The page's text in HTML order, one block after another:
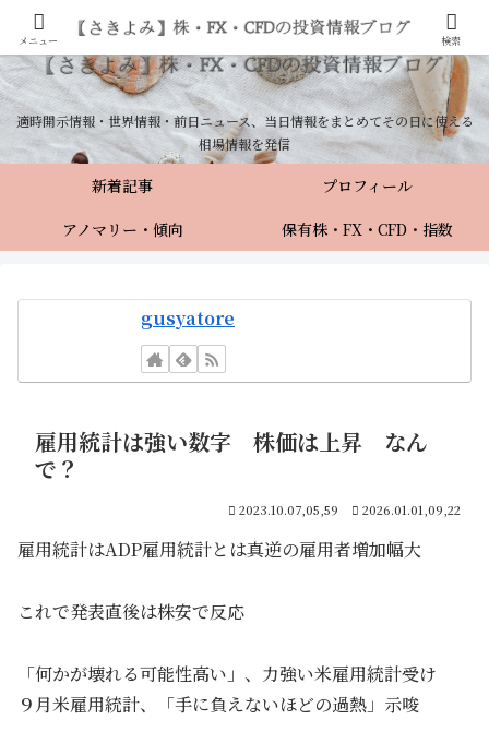
適時開示情報・世界情報・前日ニュース、当日情報をまとめてその日に使える
相場情報を発信
新着記事
プロフィール
アノマリー・傾向
保有株・FX・CFD・指数
gusyatore
雇用統計は強い数字 株価は上昇 なん
で？
2023.10.07,05,59 2026.01.01,09,22
雇用統計はADP雇用統計とは真逆の雇用者増加幅大
これで発表直後は株安で反応
「何かが壊れる可能性高い」、力強い米雇用統計受け
９月米雇用統計、「手に負えないほどの過熱」示唆
メニュー 検索